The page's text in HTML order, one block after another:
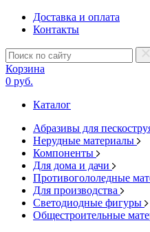
Доставка и оплата
Контакты
Корзина
0 руб.
Каталог
Абразивы для
Нерудные материалы
Компоненты
Для дома и дачи
Противогололедные
Для производства
Светодиодные фигуры
Общестроительные